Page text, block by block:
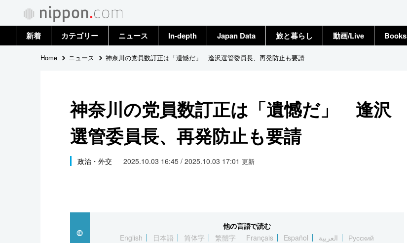
新着 カテゴリー
政治・外交
国際
社会
文化
スポーツ・東京2020
ニュース
トップ
In-depth Japan Data 旅と暮らし 動画/Live Books
Home ニュース 神奈川の党員数訂正は「遺憾だ」 逢沢選管委員長、再発防止も要請
神奈川の党員数訂正は「遺憾だ」 逢沢
選管委員長、再発防止も要請
政治・外交 2025.10.03 16:45 / 2025.10.03 17:01 更新
他の言語で読む
English
日本語 简体字 繁體字 Français Español العربية Русский